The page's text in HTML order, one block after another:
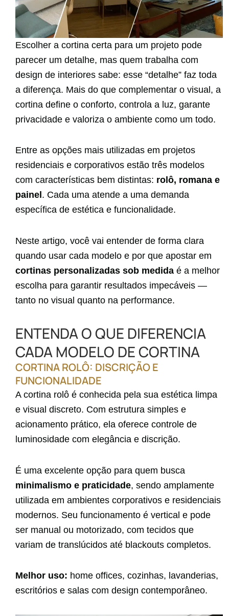
Escolher a cortina certa para um projeto pode
parecer um detalhe, mas quem trabalha com
design de interiores sabe: esse “detalhe” faz toda
a diferença. Mais do que complementar o visual, a
cortina define o conforto, controla a luz, garante
privacidade e valoriza o ambiente como um todo.
Entre as opções mais utilizadas em projetos
residenciais e corporativos estão três modelos
com características bem distintas: rolô, romana e
painel . Cada uma atende a uma demanda
específica de estética e funcionalidade.
Neste artigo, você vai entender de forma clara
quando usar cada modelo e por que apostar em
cortinas personalizadas sob medida é a melhor
escolha para garantir resultados impecáveis —
tanto no visual quanto na performance.
ENTENDA O QUE DIFERENCIA
CADA MODELO DE CORTINA
CORTINA ROLÔ: DISCRIÇÃO E
FUNCIONALIDADE
A cortina rolô é conhecida pela sua estética limpa
e visual discreto. Com estrutura simples e
acionamento prático, ela oferece controle de
luminosidade com elegância e discrição.
É uma excelente opção para quem busca
minimalismo e praticidade, sendo amplamente
utilizada em ambientes corporativos e residenciais
modernos. Seu funcionamento é vertical e pode
ser manual ou motorizado, com tecidos que
variam de translúcidos até blackouts completos.
Melhor uso: home offices, cozinhas, lavanderias,
escritórios e salas com design contemporâneo.